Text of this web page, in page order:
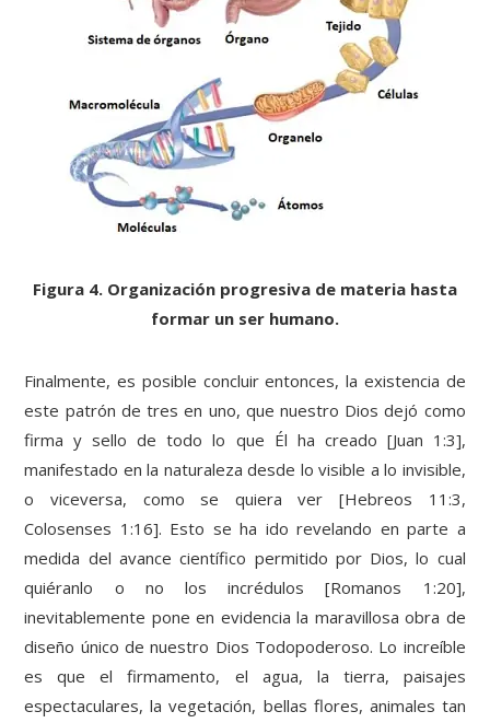
Figura 4. Organización progresiva de materia hasta
formar un ser humano.
Finalmente, es posible concluir entonces, la existencia de
este patrón de tres en uno, que nuestro Dios dejó como
firma y sello de todo lo que Él ha creado [Juan 1:3],
manifestado en la naturaleza desde lo visible a lo invisible,
o viceversa, como se quiera ver [Hebreos 11:3,
Colosenses 1:16]. Esto se ha ido revelando en parte a
medida del avance científico permitido por Dios, lo cual
quiéranlo o no los incrédulos [Romanos 1:20],
inevitablemente pone en evidencia la maravillosa obra de
diseño único de nuestro Dios Todopoderoso. Lo increíble
es que el firmamento, el agua, la tierra, paisajes
espectaculares, la vegetación, bellas flores, animales tan